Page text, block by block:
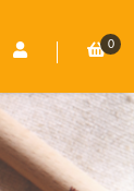
Member Centre
0